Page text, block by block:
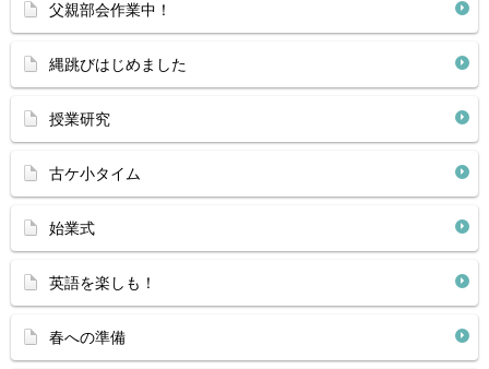
父親部会作業中！
縄跳びはじめました
授業研究
古ケ小タイム
始業式
英語を楽しも！
春への準備